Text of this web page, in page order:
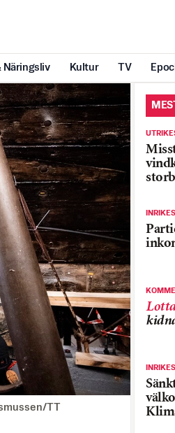
Näringsliv Kultur TV
TT
INRIKES
INRIKES